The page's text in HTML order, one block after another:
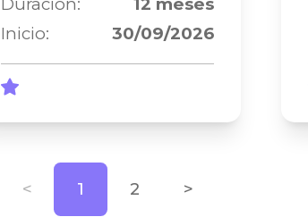
Inicio:
30/09/2026
< 1 2 >